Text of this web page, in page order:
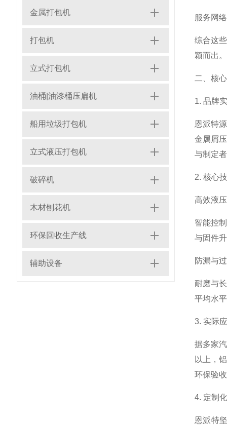
金属打包机
打包机
立式打包机
油桶|油漆桶压扁机
船用垃圾打包机
立式液压打包机
破碎机
木材刨花机
环保回收生产线
辅助设备
服务网
综合这
颖而出。
二、核
1. 品牌
恩派特
金属屑
与制定
2. 核心
高效液
智能控
与固件
防漏与
耐磨与
平均水
3. 实际
据多家
以上，
环保验
4. 定制
恩派特